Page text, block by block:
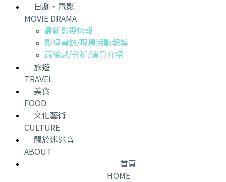
日劇・電影
MOVIE DRAMA
最新影視情報
影視專訪/現場活動報導
觀後感/分析/演員介紹
旅遊
TRAVEL
美食
FOOD
文化藝術
CULTURE
關於迷迷音
ABOUT
首頁
HOME